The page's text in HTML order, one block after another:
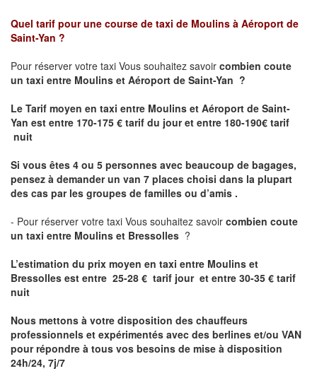
Quel tarif pour une course de taxi de Moulins à Aéroport de
Saint-Yan ?
Pour réserver votre taxi Vous souhaitez savoir combien coute
un taxi entre Moulins et Aéroport de Saint-Yan ?
Le Tarif moyen en taxi entre Moulins et Aéroport de Saint-
Yan est entre 170-175 € tarif du jour et entre 180-190€ tarif
nuit
Si vous êtes 4 ou 5 personnes avec beaucoup de bagages,
pensez à demander un van 7 places choisi dans la plupart
des cas par les groupes de familles ou d’amis .
- Pour réserver votre taxi Vous souhaitez savoir combien coute
un taxi entre Moulins et Bressolles ?
L’estimation du prix moyen en taxi entre Moulins et
Bressolles est entre 25-28 € tarif jour et entre 30-35 € tarif
nuit
Nous mettons à votre disposition des chauffeurs
professionnels et expérimentés avec des berlines et/ou VAN
pour répondre à tous vos besoins de mise à disposition
24h/24, 7j/7